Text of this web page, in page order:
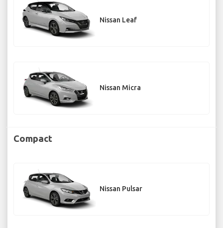
Nissan Leaf
Nissan Micra
Compact
Nissan Pulsar